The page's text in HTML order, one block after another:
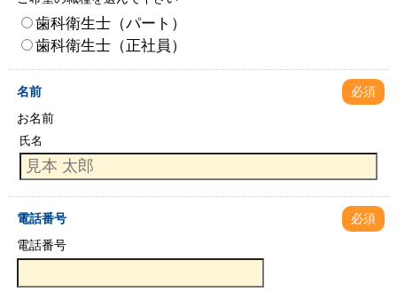
歯科衛生士（パート）
歯科衛生士（正社員）
名前
必須
お名前
氏名
電話番号
必須
電話番号